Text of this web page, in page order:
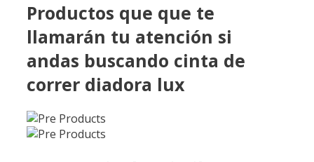
Productos que que te
llamarán tu atención si
andas buscando cinta de
correr diadora lux